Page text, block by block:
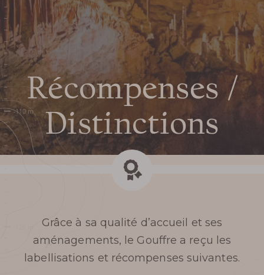
Récompenses /
Distinctions
Grâce à sa qualité d’accueil et ses
aménagements, le Gouffre a reçu les
labellisations et récompenses suivantes.